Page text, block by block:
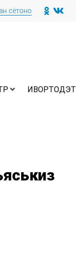
сётоно
ИВОРТОДЭТ